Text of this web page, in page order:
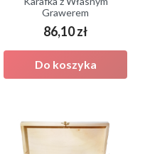
Grawerem
Cena
86,10 zł
Do koszyka